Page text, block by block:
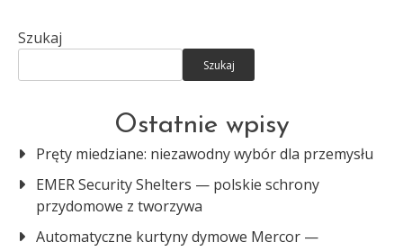
Szukaj
Szukaj
Ostatnie wpisy
Pręty miedziane: niezawodny wybór dla przemysłu
EMER Security Shelters — polskie schrony
przydomowe z tworzywa
Automatyczne kurtyny dymowe Mercor —